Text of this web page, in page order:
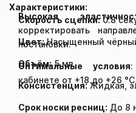
Высокая
корректировать
постановки.
Оптимальные условия:
кабинете от +18 до +26
Характеристики:
Скорость сцепки:0.8
Цвет:Насыщенный
Объём:5 мл.
Консистенция:Жидкая,
Срок носки ресниц: До 8